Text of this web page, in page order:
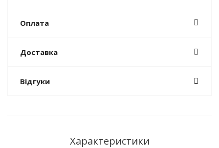
Оплата
Доставка
Відгуки
Характеристики